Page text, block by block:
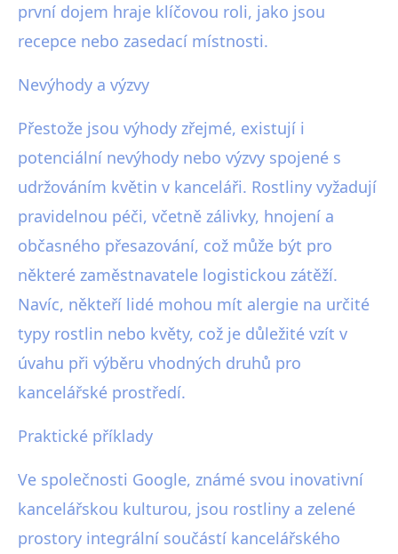
první dojem hraje klíčovou roli, jako jsou
recepce nebo zasedací místnosti.
Nevýhody a výzvy
Přestože jsou výhody zřejmé, existují i
potenciální nevýhody nebo výzvy spojené s
udržováním květin v kanceláři. Rostliny vyžadují
pravidelnou péči, včetně zálivky, hnojení a
občasného přesazování, což může být pro
některé zaměstnavatele logistickou zátěží.
Navíc, někteří lidé mohou mít alergie na určité
typy rostlin nebo květy, což je důležité vzít v
úvahu při výběru vhodných druhů pro
kancelářské prostředí.
Praktické příklady
Ve společnosti Google, známé svou inovativní
kancelářskou kulturou, jsou rostliny a zelené
prostory integrální součástí kancelářského